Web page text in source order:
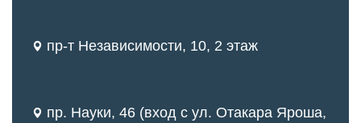
пр-т Независимости, 10, 2 этаж
пр. Науки, 46 (вход с ул. Отакара Яроша,